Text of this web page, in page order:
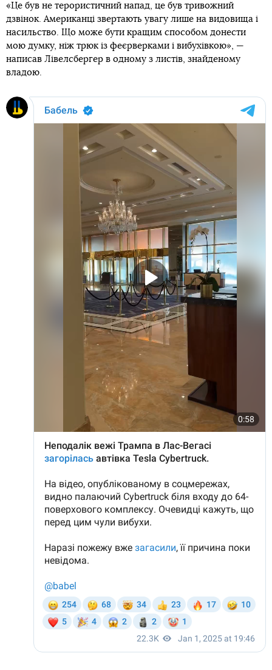
«Це був не терористичний напад, це був тривожний
дзвінок. Американці звертають увагу лише на видовища і
насильство. Що може бути кращим способом донести
мою думку, ніж трюк із феєрверками і вибухівкою», —
написав Лівелсбергер в одному з листів, знайденому
владою.